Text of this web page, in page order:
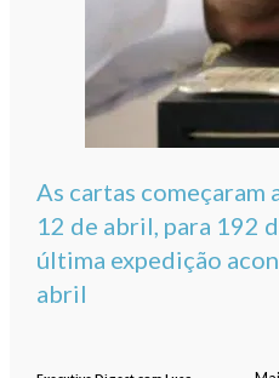
As cartas começaram
12 de abril, para 192
última expedição
abril